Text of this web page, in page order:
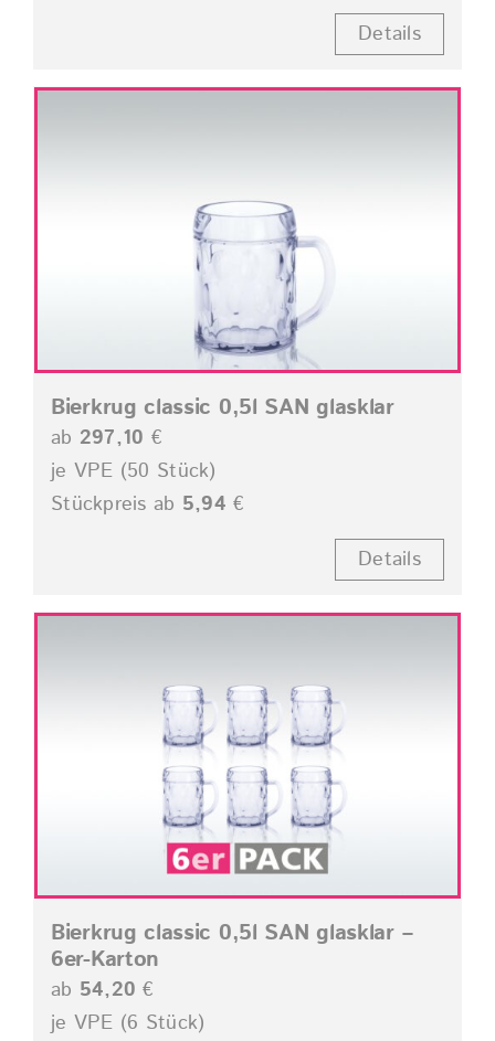
Details
Bierkrug classic 0,5l SAN glasklar
ab 297,10 €
je VPE (50 Stück)
Stückpreis ab 5,94 €
Details
Bierkrug classic 0,5l SAN glasklar –
6er-Karton
ab 54,20 €
je VPE (6 Stück)